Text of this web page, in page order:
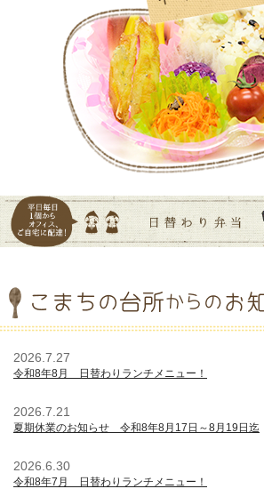
2026.7.27
令和8年8月 日替わりランチメニュー！
2026.7.21
夏期休業のお知らせ 令和8年8月17日～8月19日迄
2026.6.30
令和8年7月 日替わりランチメニュー！